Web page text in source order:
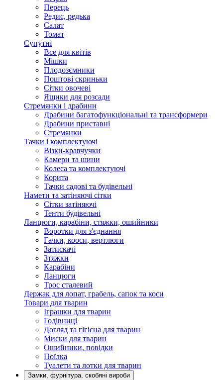
Перець
Редис, редька
Салат
Томат
Супутні
Все для квітів
Мішки
Плодозємники
Поштові скриньки
Сітки овочеві
Ящики для розсади
Стремянки і драбини
Драбини багатофункціональні та трансформери
Драбини приставні
Стремянки
Тачки і комплектуючі
Візки-кравчучки
Камери та шини
Колеса та комплектуючі
Корита
Тачки садові та будівельні
Намети та затіняючі сітки
Сітки затіняючі
Тенти будівельні
Ланцюги, карабіни, стяжки, ошийники
Воротки для з'єднання
Гачки, кооси, вертлюги
Затискачі
Зтяжки
Карабіни
Ланцюги
Трос сталевий
Держак для лопат, грабель, сапок та коси
Товари для тварин
Іграшки для тварин
Годівниці
Догляд та гігієна для тварин
Миски для тварин
Ошийники, повідки
Поїлка
Туалети та лотки для тварин
Замки, фурнітура, скобяні вироби